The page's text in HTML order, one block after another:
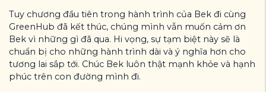
Tuy chương đầu tiên trong hành trình của Bek đi cùng
GreenHub đã kết thúc, chúng mình vẫn muốn cảm ơn
Bek vì những gì đã qua. Hi vọng, sự tạm biệt này sẽ là
chuẩn bị cho những hành trình dài và ý nghĩa hơn cho
tương lai sắp tới. Chúc Bek luôn thật mạnh khỏe và hạnh
phúc trên con đường mình đi.